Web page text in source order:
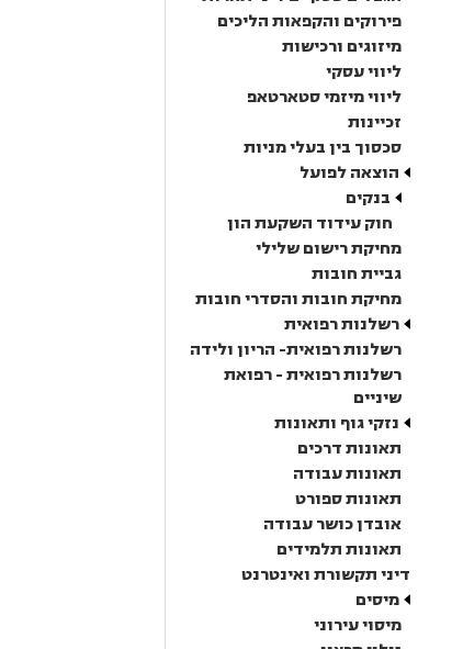
פירוקים והקפאות הליכים
מיזוגים ורכישות
ליווי עסקי
ליווי מיזמי סטארטאפ
זכיינות
סכסוך בין בעלי מניות
הוצאה לפועל
בנקים
חוק עידוד השקעת הון
מחיקת רישום שלילי
גביית חובות
מחיקת חובות והסדרי חובות
רשלנות רפואית
רשלנות רפואית- הריון ולידה
רשלנות רפואית - רפואת
שיניים
נזקי גוף ותאונות
תאונות דרכים
תאונות עבודה
תאונות ספורט
אובדן כושר עבודה
תאונות תלמידים
דיני תקשורת ואינטרנט
מיסים
מיסוי עירוני